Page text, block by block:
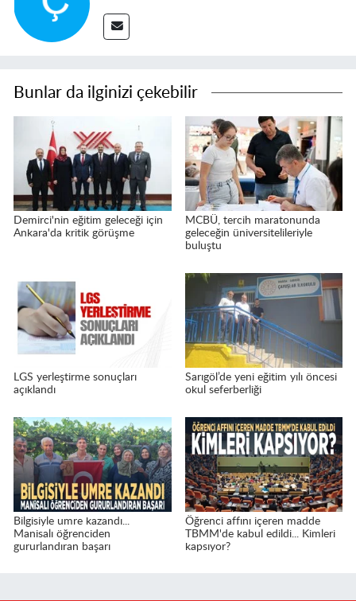
Bunlar da ilginizi çekebilir
Demirci'nin eğitim geleceği için
Ankara'da kritik görüşme
MCBÜ, tercih maratonunda
geleceğin üniversitelileriyle
buluştu
LGS yerleştirme sonuçları
açıklandı
Sarıgöl’de yeni eğitim yılı öncesi
okul seferberliği
Bilgisiyle umre kazandı...
Manisalı öğrenciden
gururlandıran başarı
Öğrenci affını içeren madde
TBMM'de kabul edildi... Kimleri
kapsıyor?